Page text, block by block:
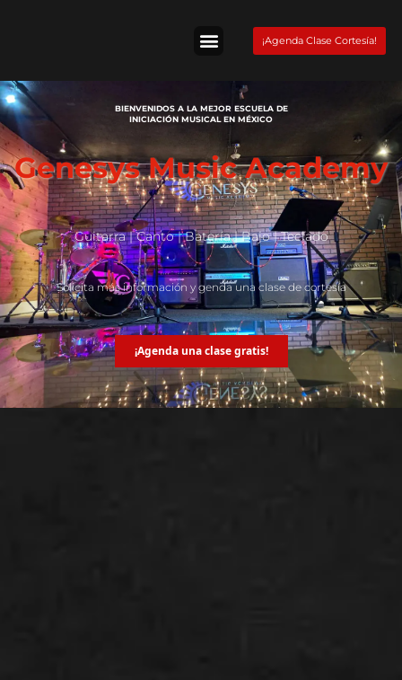
¡Agenda Clase Cortesía!
BIENVENIDOS A LA MEJOR ESCUELA DE
INICIACIÓN MUSICAL EN MÉXICO
Genesys Music Academy
Guitarra | Canto | Batería | Bajo | Teclado
Solicita más información y genda una clase de cortesía
¡Agenda una clase gratis!